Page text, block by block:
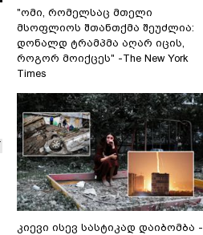
"ომი, რომელსაც მთელი
მსოფლიოს შთანთქმა შეუძლია:
დონალდ ტრამპმა აღარ იცის,
როგორ მოიქცეს" -The New York
Times
კიევი ისევ სასტიკად დაიბომბა -